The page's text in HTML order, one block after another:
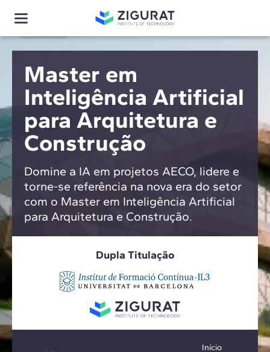
Master em
Inteligência Artificial
para Arquitetura e
Construção
Domine a IA em projetos AECO, lidere e
torne-se referência na nova era do setor
com o Master em Inteligência Artificial
para Arquitetura e Construção.
Dupla Titulação
Início